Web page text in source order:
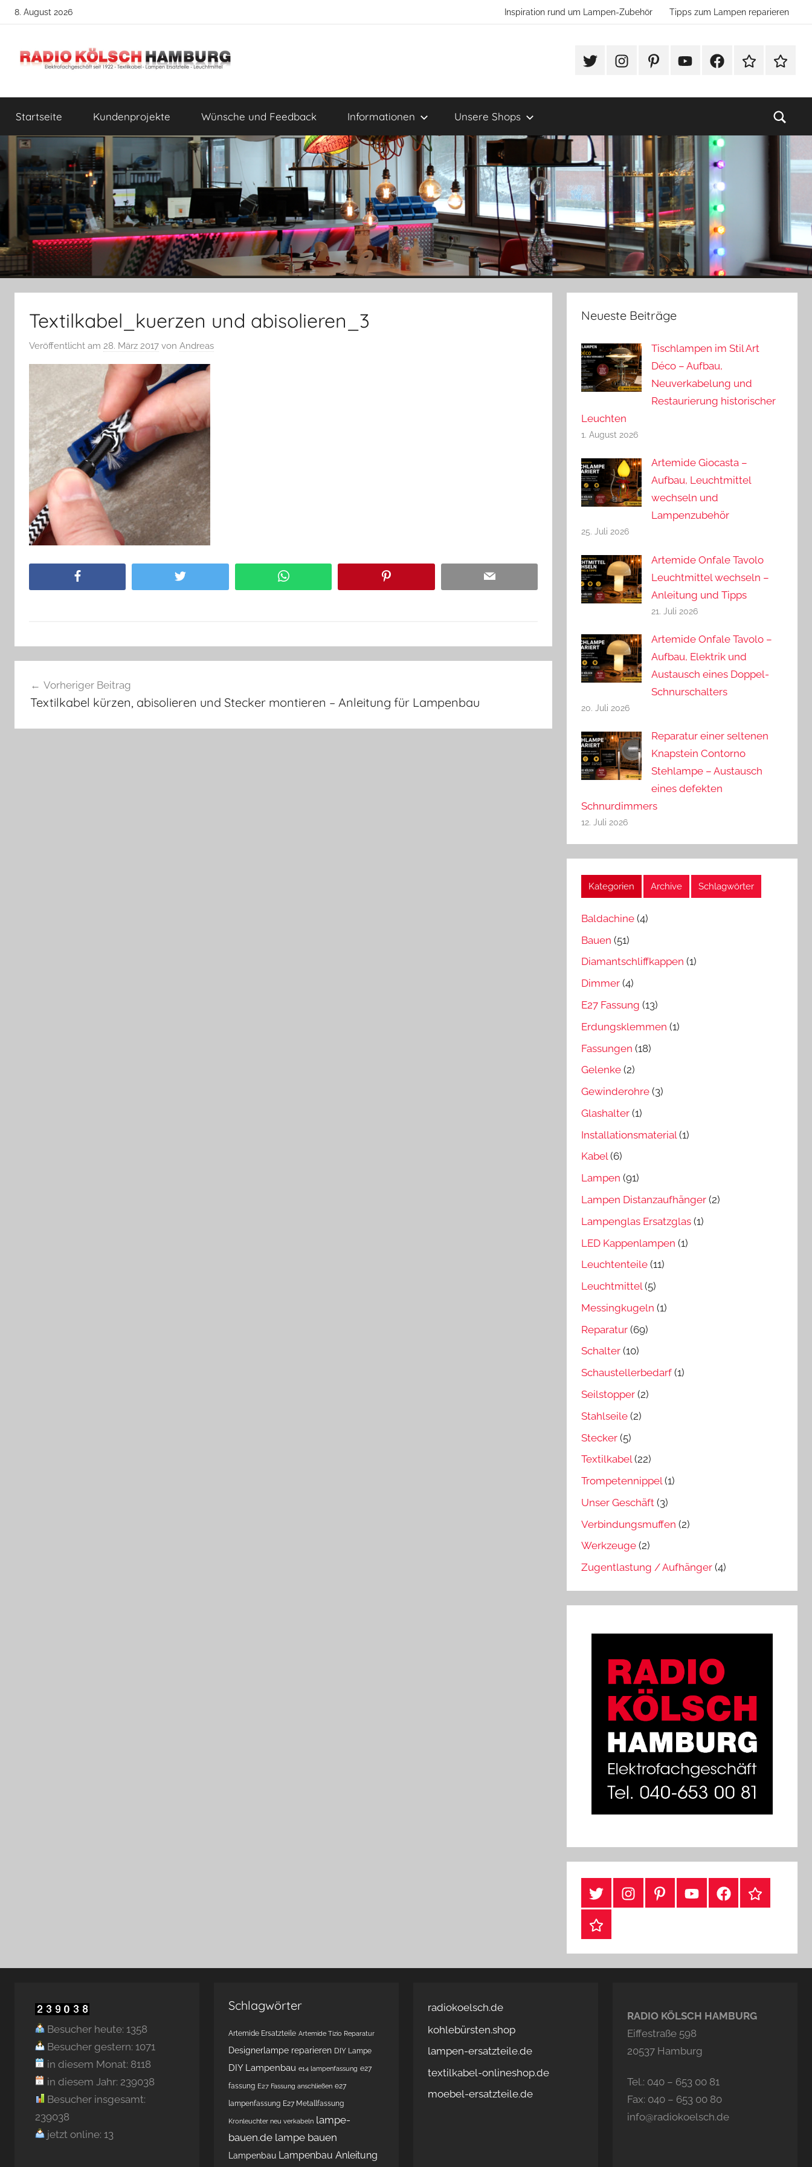
Zum8. August 2026 Inspiration rund um Lampen-Zubehör Tipps zum Lampen reparieren
Radio
Kölsch
Hamburg
Lampenbau
Tipps
#TwitterInstagramPinterestYouTubeFacebook
TikTok
Startseite Kundenprojekte Wünsche und Feedback Informationen Unsere Shops
Textilkabel_kuerzen und abisolieren_3
Veröffentlicht am 28. März 2017 von Andreas
Twitter WhatsApp Email
Vorheriger Beitrag
Textilkabel kürzen, abisolieren und Stecker montieren – Anleitung für Lampenbau
Neueste Beiträge
Tischlampen im Stil Art
Déco – Aufbau,
Neuverkabelung und
Restaurierung historischer
Leuchten
1. August 2026
Artemide Giocasta –
Aufbau, Leuchtmittel
wechseln und
Lampenzubehör
25. Juli 2026
Artemide Onfale Tavolo
Leuchtmittel wechseln –
Anleitung und Tipps
21. Juli 2026
Artemide Onfale Tavolo –
Aufbau, Elektrik und
Austausch eines Doppel-
Schnurschalters
20. Juli 2026
Reparatur einer seltenen
Knapstein Contorno
Stehlampe – Austausch
eines defekten
Schnurdimmers
12. Juli 2026
Kategorien Archive Schlagwörter
Baldachine (4)
Bauen (51)
Diamantschliffkappen (1)
Dimmer (4)
E27 Fassung (13)
Erdungsklemmen (1)
Fassungen (18)
Gelenke (2)
Gewinderohre (3)
Glashalter (1)
Installationsmaterial (1)
Kabel(6)
Lampen (91)
Lampen Distanzaufhänger (2)
Lampenglas Ersatzglas (1)
LED Kappenlampen (1)
Leuchtenteile (11)
Leuchtmittel(5)
Messingkugeln (1)
Reparatur (69)
Schalter (10)
Schaustellerbedarf (1)
Seilstopper (2)
Stahlseile (2)
Stecker (5)
Textilkabel(22)
Trompetennippel(1)
Unser Geschäft (3)
Verbindungsmuffen (2)
Werkzeuge (2)
Zugentlastung / Aufhänger (4)
#TwitterInstagramPinterestYouTubeFacebook
TikTok
Webshop
Besucher heute: 1358
Besucher gestern: 1071
in diesem Monat: 8118
in diesem Jahr: 239038
Besucher insgesamt:
239038
jetzt online: 13
Schlagwörter
Artemide Ersatzteile Artemide Tizio Reparatur
Designerlampe reparieren DIY Lampe
DIY Lampenbau e14 lampenfassung e27
fassung E27 Fassung anschließen e27
lampenfassung E27 Metallfassung
Kronleuchter neu verkabeln lampe-
bauen.de lampe bauen
Lampenbau Lampenbau Anleitung
radiokoelsch.de
kohlebürsten.shop
lampen-ersatzteile.de
textilkabel-onlineshop.de
moebel-ersatzteile.de
RADIO KÖLSCH HAMBURG
Eiffestraße 598
20537 Hamburg
Tel.: 040 – 653 00 81
Fax: 040 – 653 00 80
info@radiokoelsch.de